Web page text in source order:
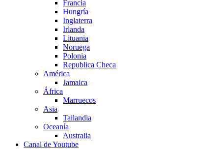
Francia
Hungría
Inglaterra
Irlanda
Lituania
Noruega
Polonia
Republica Checa
América
Jamaica
África
Marruecos
Asia
Tailandia
Oceanía
Australia
Canal de Youtube